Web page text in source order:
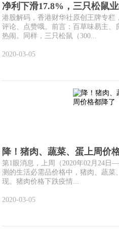
净利下滑17.8%，三只松鼠
港股解码，香港财华社原创王牌专栏
评论、点赞哦。前言：百草味易主
热闹。同样，三只松鼠（300...
2020-03-05
降！猪肉、蔬菜、蛋上周价
第1眼消息，上周（2020年02月24日
测的生活必需品价格中，猪肉、蔬菜
现。猪肉价格下跌疫情...
2020-03-05